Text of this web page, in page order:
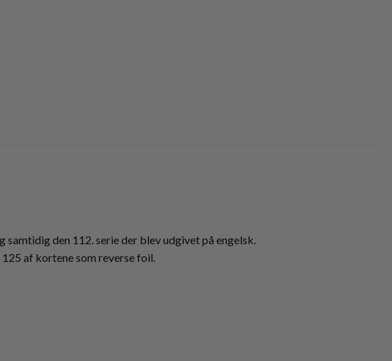
den 112. serie der blev udgivet på engelsk.
af kortene som reverse foil.